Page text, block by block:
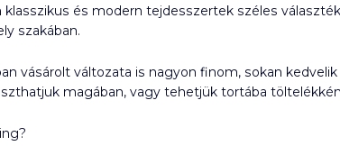
klasszikus és modern tejdesszertek széles
szakában.
vásárolt változata is nagyon finom, sokan
magában, vagy tehetjük tortába